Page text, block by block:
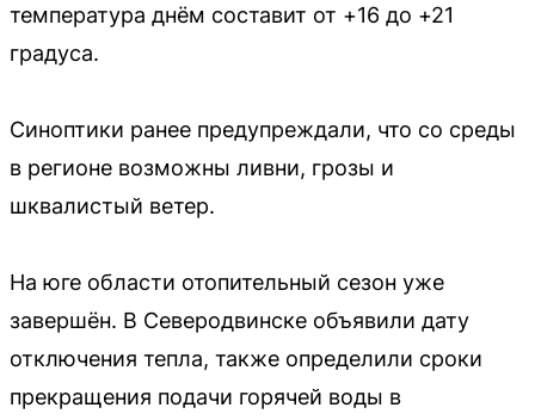
температура днём составит от +16 до +21
градуса.
Синоптики ранее предупреждали, что со среды
в регионе возможны ливни, грозы и
шквалистый ветер.
На юге области отопительный сезон уже
завершён. В Северодвинске объявили дату
отключения тепла, также определили сроки
прекращения подачи горячей воды в